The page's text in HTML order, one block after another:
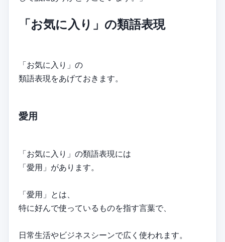
「お気に入り」の類語表現
「お気に入り」の
類語表現をあげておきます。
愛用
「お気に入り」の類語表現には
「愛用」があります。
「愛用」とは、
特に好んで使っているものを指す言葉で、
日常生活やビジネスシーンで広く使われます。